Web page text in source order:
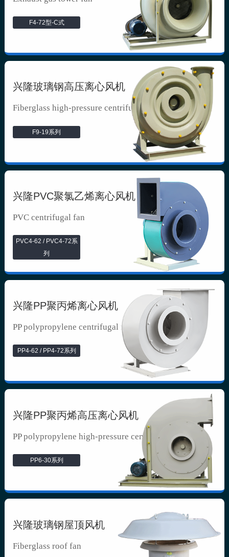
F4-72型-C式
兴隆玻璃钢高压离心风机
Fiberglass high-pressure centrifuga...
F9-19系列
兴隆PVC聚氯乙烯离心风机
PVC centrifugal fan
PVC4-62 / PVC4-72系
列
兴隆PP聚丙烯离心风机
PP polypropylene centrifugal fan
PP4-62 / PP4-72系列
兴隆PP聚丙烯高压离心风机
PP polypropylene high-pressure cen...
PP6-30系列
兴隆玻璃钢屋顶风机
Fiberglass roof fan